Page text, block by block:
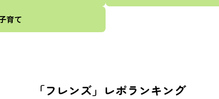
育て
「フレンズ」レポランキング